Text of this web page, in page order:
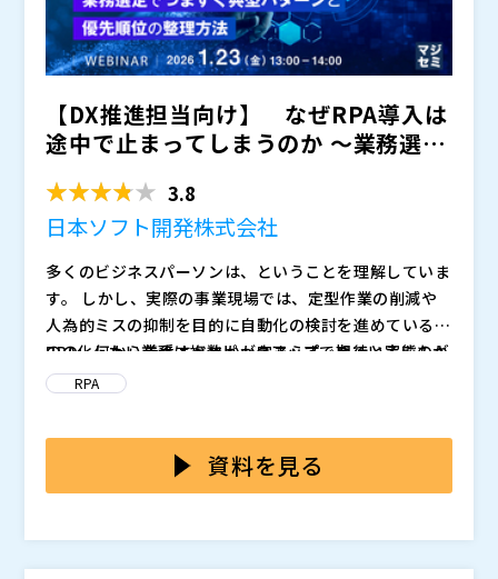
【DX推進担当向け】 なぜRPA導入は
途中で止まってしまうのか ～業務選定
3.8
日本ソフト開発株式会社
多くのビジネスパーソンは、 ということを理解していま
す。 しかし、実際の事業現場では、定型作業の削減や
人為的ミスの抑制を目的に自動化の検討を進めているも
のの、何から着手すべきかが定まらず、期待と実態のギ
ャップに悩み、計画そのものが迷走する状況が生じてい
RPA化したい業務は複数ピックアップできているにもか
かわらず、その中からどれを優先的に自動化すべきか判
型的な作業が多数存在する中で、効果や実装難易度とい
った要素を十分に整理できないと、着手したものの想定
い」という誤解につながってしまうケースもあります。
こうした展開で、社内の理解や協力を得にくくなってし
PAの得意・不得意を理解することが必要不可欠です。
その上で、業務を分解し適用可否を見極めつつ優先度を
きません。 本セミナーでは、の認定技術者を多数抱え
るが、これまでに培った導入ノウハウを元に、対象業務
株式会社オープンソース活用研究所（）
マジセミ株式会社（）
RPA
資料を見る